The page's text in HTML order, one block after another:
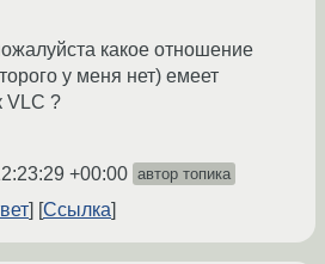
какое отношение
у меня нет) емеет
VLC ?
+00:00 автор топика
Ссылка